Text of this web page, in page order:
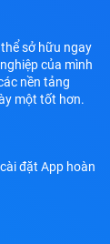
sở hữu ngay
của mình
nền tảng
một tốt hơn.
đặt App hoàn